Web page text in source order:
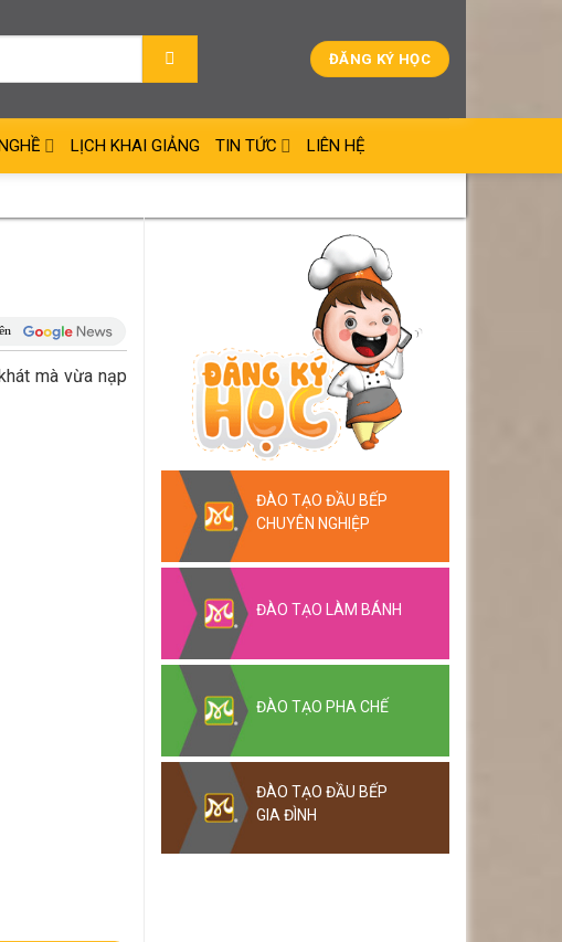
ĐĂNG KÝ HỌC
LỊCH KHAI GIẢNG TIN TỨC LIÊN HỆ
mà vừa nạp
ĐÀO TẠO ĐẦU BẾP
CHUYÊN NGHIỆP
ĐÀO TẠO LÀM BÁNH
ĐÀO TẠO PHA CHẾ
ĐÀO TẠO ĐẦU BẾP
GIA ĐÌNH